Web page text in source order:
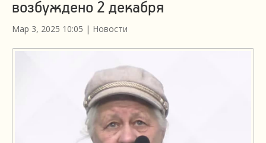
возбуждено 2 декабря
Мар 3, 2025 10:05 | Новости